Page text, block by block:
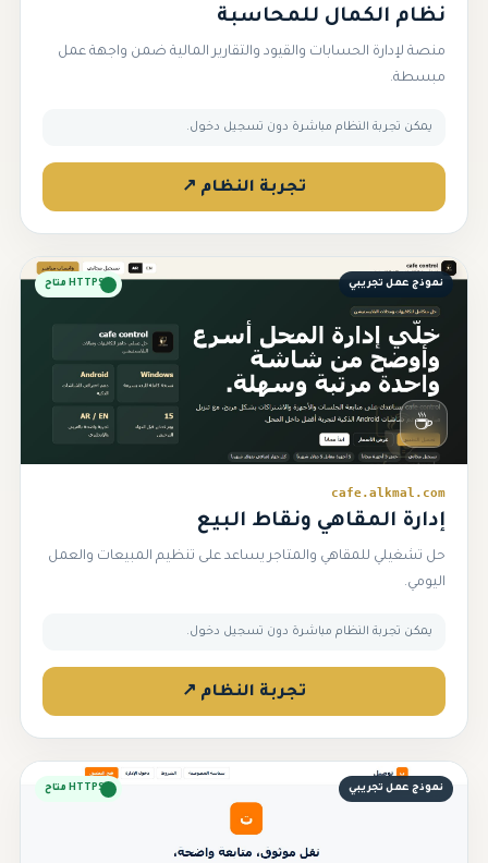
نظام الكمال للمحاسبة
منصة لإدارة الحسابات والقيود والتقارير المالية ضمن واجهة عمل
مبسطة.
يمكن تجربة النظام مباشرة دون تسجيل دخول.
تجربة النظام ↗
نموذج عمل تجريبي HTTPS متاح
☕
cafe.alkmal.com
إدارة المقاهي ونقاط البيع
حل تشغيلي للمقاهي والمتاجر يساعد على تنظيم المبيعات والعمل
اليومي.
يمكن تجربة النظام مباشرة دون تسجيل دخول.
تجربة النظام ↗
نموذج عمل تجريبي HTTPS متاح